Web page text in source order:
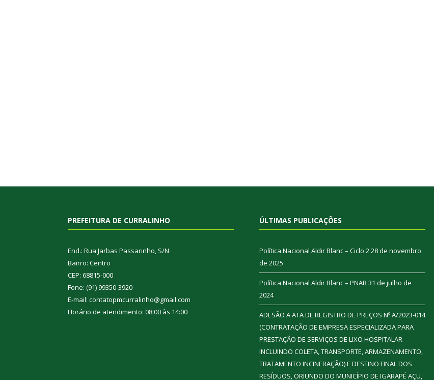
PREFEITURA DE CURRALINHO
End.: Rua Jarbas Passarinho, S/N
Bairro: Centro
CEP: 68815-000
Fone: (91) 99350-3920
E-mail: contatopmcurralinho@gmail.com
Horário de atendimento: 08:00 às 14:00
ÚLTIMAS PUBLICAÇÕES
Política Nacional Aldir Blanc – Ciclo 228 de novembro
de 2025
Política Nacional Aldir Blanc – PNAB 31 de julho de
2024
ADESÃO A ATA DE REGISTRO DE PREÇOS Nº A/2023-014
(CONTRATAÇÃO DE EMPRESA ESPECIALIZADA PARA
PRESTAÇÃO DE SERVIÇOS DE LIXO HOSPITALAR
INCLUINDO COLETA, TRANSPORTE, ARMAZENAMENTO,
TRATAMENTO INCINERAÇÃO) E DESTINO FINAL DOS
RESÍDUOS, ORIUNDO DO MUNICÍPIO DE IGARAPÉ AÇU,